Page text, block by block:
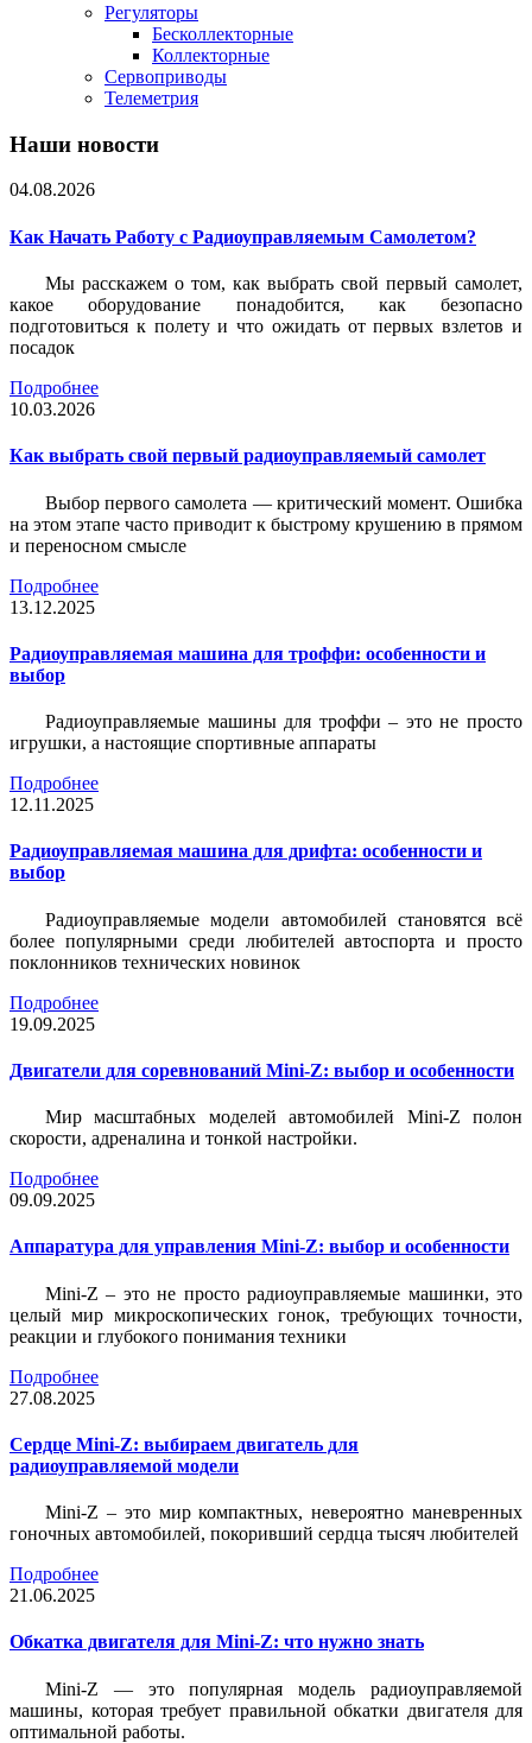
Регуляторы
Бесколлекторные
Коллекторные
Сервоприводы
Телеметрия
Наши новости
04.08.2026
Как Начать Работу с Радиоуправляемым Самолетом?
Мы расскажем о том, как выбрать свой первый самолет,
какое оборудование понадобится, как безопасно
подготовиться к полету и что ожидать от первых взлетов и
посадок
Подробнее
10.03.2026
Как выбрать свой первый радиоуправляемый самолет
Выбор первого самолета — критический момент. Ошибка
на этом этапе часто приводит к быстрому крушению в прямом
и переносном смысле
Подробнее
13.12.2025
Радиоуправляемая машина для троффи: особенности и
выбор
Радиоуправляемые машины для троффи – это не просто
игрушки, а настоящие спортивные аппараты
Подробнее
12.11.2025
Радиоуправляемая машина для дрифта: особенности и
выбор
Радиоуправляемые модели автомобилей становятся всё
более популярными среди любителей автоспорта и просто
поклонников технических новинок
Подробнее
19.09.2025
Двигатели для соревнований Mini-Z: выбор и особенности
Мир масштабных моделей автомобилей Mini-Z полон
скорости, адреналина и тонкой настройки.
Подробнее
09.09.2025
Аппаратура для управления Mini-Z: выбор и особенности
Mini-Z – это не просто радиоуправляемые машинки, это
целый мир микроскопических гонок, требующих точности,
реакции и глубокого понимания техники
Подробнее
27.08.2025
Сердце Mini-Z: выбираем двигатель для
радиоуправляемой модели
Mini-Z – это мир компактных, невероятно маневренных
гоночных автомобилей, покоривший сердца тысяч любителей
Подробнее
21.06.2025
Обкатка двигателя для Mini-Z: что нужно знать
Mini-Z — это популярная модель радиоуправляемой
машины, которая требует правильной обкатки двигателя для
оптимальной работы.